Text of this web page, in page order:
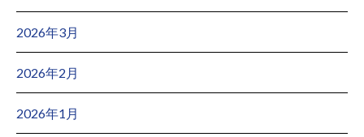
2026年3月
2026年2月
2026年1月